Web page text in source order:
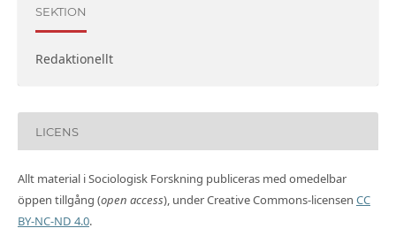
SEKTION
Redaktionellt
LICENS
Allt material i Sociologisk Forskning publiceras med omedelbar
öppen tillgång (open access), under Creative Commons-licensen CC
BY-NC-ND 4.0.